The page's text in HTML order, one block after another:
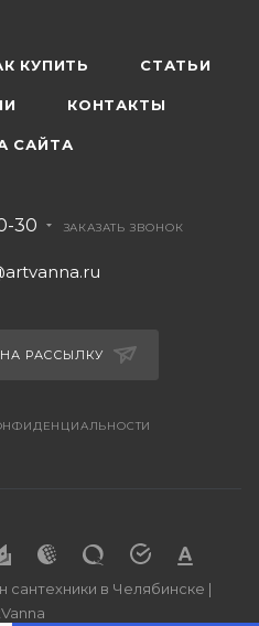
КУПИТЬ СТАТЬИ
КОНТАКТЫ
САЙТА
30 ЗАКАЗАТЬ ЗВОНОК
РАССЫЛКУ
сантехники в Челябинске |